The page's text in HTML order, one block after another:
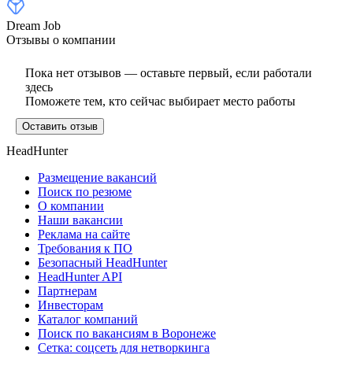
Dream Job
Отзывы о компании
Пока нет отзывов — оставьте первый, если работали
здесь
Поможете тем, кто сейчас выбирает место работы
Оставить отзыв
HeadHunter
Размещение вакансий
Поиск по резюме
О компании
Наши вакансии
Реклама на сайте
Требования к ПО
Безопасный HeadHunter
HeadHunter API
Партнерам
Инвесторам
Каталог компаний
Поиск по вакансиям в Воронеже
Сетка: соцсеть для нетворкинга